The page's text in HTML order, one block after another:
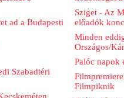
ad a Budapesti
Szabadtéri
Sziget - Az
előadók
Minden
Országos/
Palóc napok
Filmpiknik